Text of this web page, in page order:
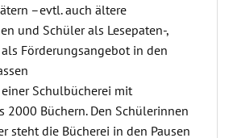
–evtl. auch ältere
und Schüler als Lesepaten-,
Förderungsangebot in den
Schulbücherei mit
2000 Büchern. Den Schülerinnen
steht die Bücherei in den Pausen